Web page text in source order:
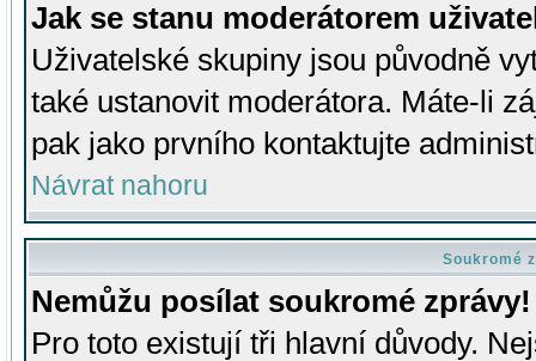
Jak se stanu moderátorem
Uživatelské skupiny jsou původně
také ustanovit moderátora. Máte-li
pak jako prvního kontaktujte
Návrat nahoru
Soukromé
Nemůžu posílat soukromé zprávy!
Pro toto existují tři hlavní důvody.